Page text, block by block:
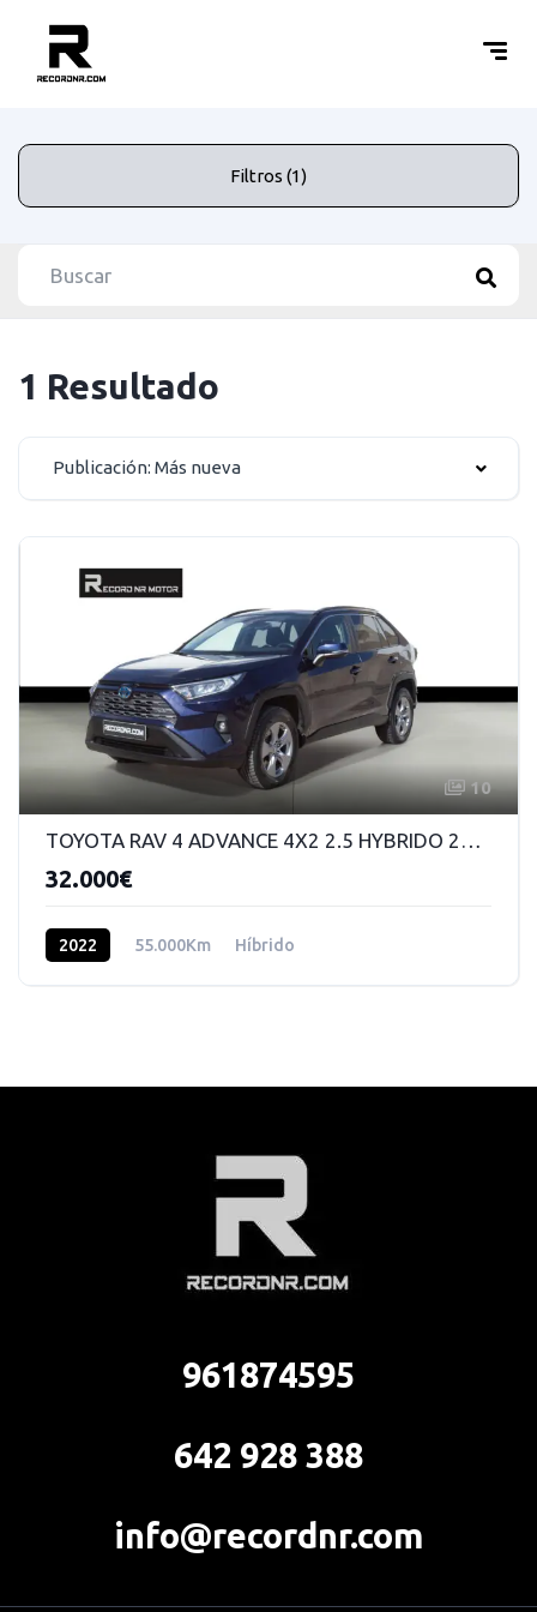
Filtros (1)
1 Resultado
Publicación: Más nueva
10
TOYOTA RAV 4 ADVANCE 4X2 2.5 HYBRIDO 220 CV DSG
32.000€
2022 55.000Km Híbrido
961874595
642 928 388
info@recordnr.com